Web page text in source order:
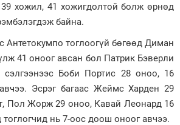
39 хожил, 41 хожигдолтой болж өрнөд
байна.
Антетокумпо тоглоогүй бөгөөд Диман
41 оноог авсан бол Патрик Бэверли
Боби Портис 28 оноо, 16
Эсрэг багаас Жеймс Харден 29
Пол Жорж 29 оноо, Кавай Леонард 16
тоглогчид нь 7-оос доош оноог авчээ.